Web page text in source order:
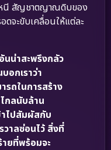
นี สัญชาตญาณดิบของ
ดจะขับเคลื่อนให้แต่ละ
นน่าสะพรึงกลัว
อกเราว่า
รถในการสร้าง
กลนับล้าน
าไปสัมผัสกับ
าลซ่อนไว้ สิ่งที่
ยที่พร้อมจะ